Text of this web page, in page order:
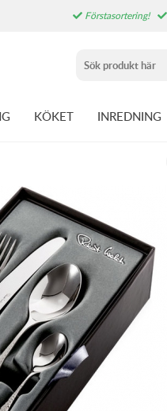
Förstasortering!
KÖKET INREDNING